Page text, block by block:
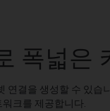
폭넓은
결을 생성할 수 있습
워크를 제공합니다.